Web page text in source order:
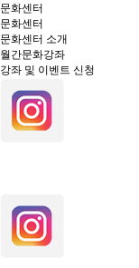
문화센터
문화센터
문화센터 소개
월간문화강좌
강좌 및 이벤트 신청